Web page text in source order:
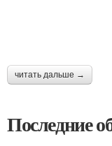
читать дальше →
Последние